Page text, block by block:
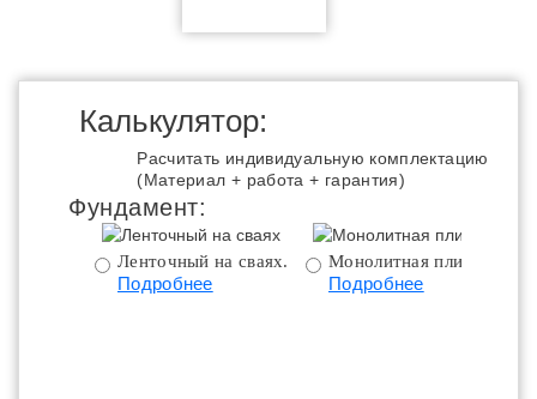
Калькулятор:
Расчитать индивидуальную комплектацию
(Материал + работа + гарантия)
Фундамент:
Ленточный на сваях.
Подробнее
Монолитная плита.
Подробнее